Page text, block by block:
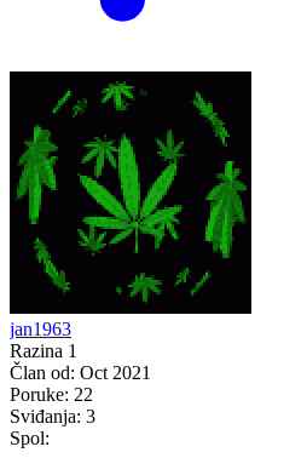
jan1963
Razina 1
Član od: Oct 2021
Poruke: 22
Sviđanja: 3
Spol: